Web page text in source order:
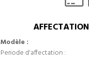
Modèle :
Periode d'affectation :